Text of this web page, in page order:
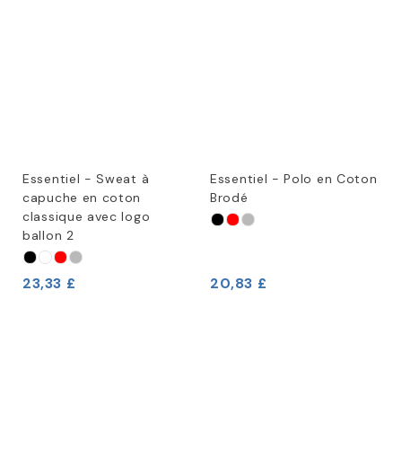
Essentiel - Sweat à
capuche en coton
classique avec logo
ballon 2
23,33 £
Essentiel - Polo en Coton
Brodé
20,83 £